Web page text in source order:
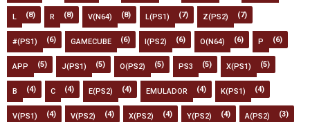
L (8) R (8) V(N64) (8) L(PS1) (7) Z(PS2) (7)
#(PS1) (6) GAMECUBE (6) I(PS2) (6) O(N64) (6) P (6)
APP (5) J(PS1) (5) O(PS2) (5) PS3 (5) X(PS1) (5)
B (4) C (4) E(PS2) (4) EMULADOR (4) K(PS1) (4)
V(PS1) (4) V(PS2) (4) X(PS2) (4) Y(PS2) (4) A(PS2) (3)